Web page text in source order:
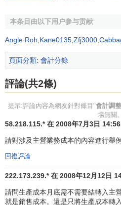
找出現金流量，但並不是所有項
有關明細帳戶的資料。因此企業
流量表所需數據的積累，為調整
積累方法有二：一是設置
帳戶或對現明細帳頁的格式進行
的業務，可設備查登記簿，而經
二種方法。現簡介幾種明細帳的
（一）在明細帳頁中增設專欄
支出 ”、“
增設調整分錄必需的內容。如“產
付項目等。
本条目由以下用户参与贡献
Angle Roh Kane0135 Zfj3000
頁面分類: 會計分錄
評論(共2條)
提示:評論內容為網友針對條目"會計調
場無關。
58.218.115.* 在 2008年7月3日
請對涉及主營業務成本的內容進行舉
回複評論
222.173.239.* 在 2008年12月12日
請問生產成本月底需不需要結轉入主
就是銷售成本。還是只將生產成本轉